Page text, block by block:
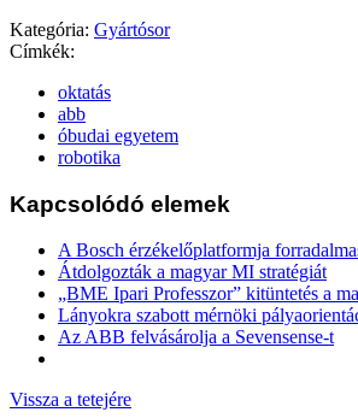
Kategória: Gyártósor
Címkék:
oktatás
abb
óbudai egyetem
robotika
Kapcsolódó elemek
A Bosch érzékelőplatformja
Átdolgozták a magyar MI stratégiát
„BME Ipari Professzor” kitüntetés a
Lányokra szabott mérnöki
Az ABB felvásárolja a Sevensense-t
Vissza a tetejére